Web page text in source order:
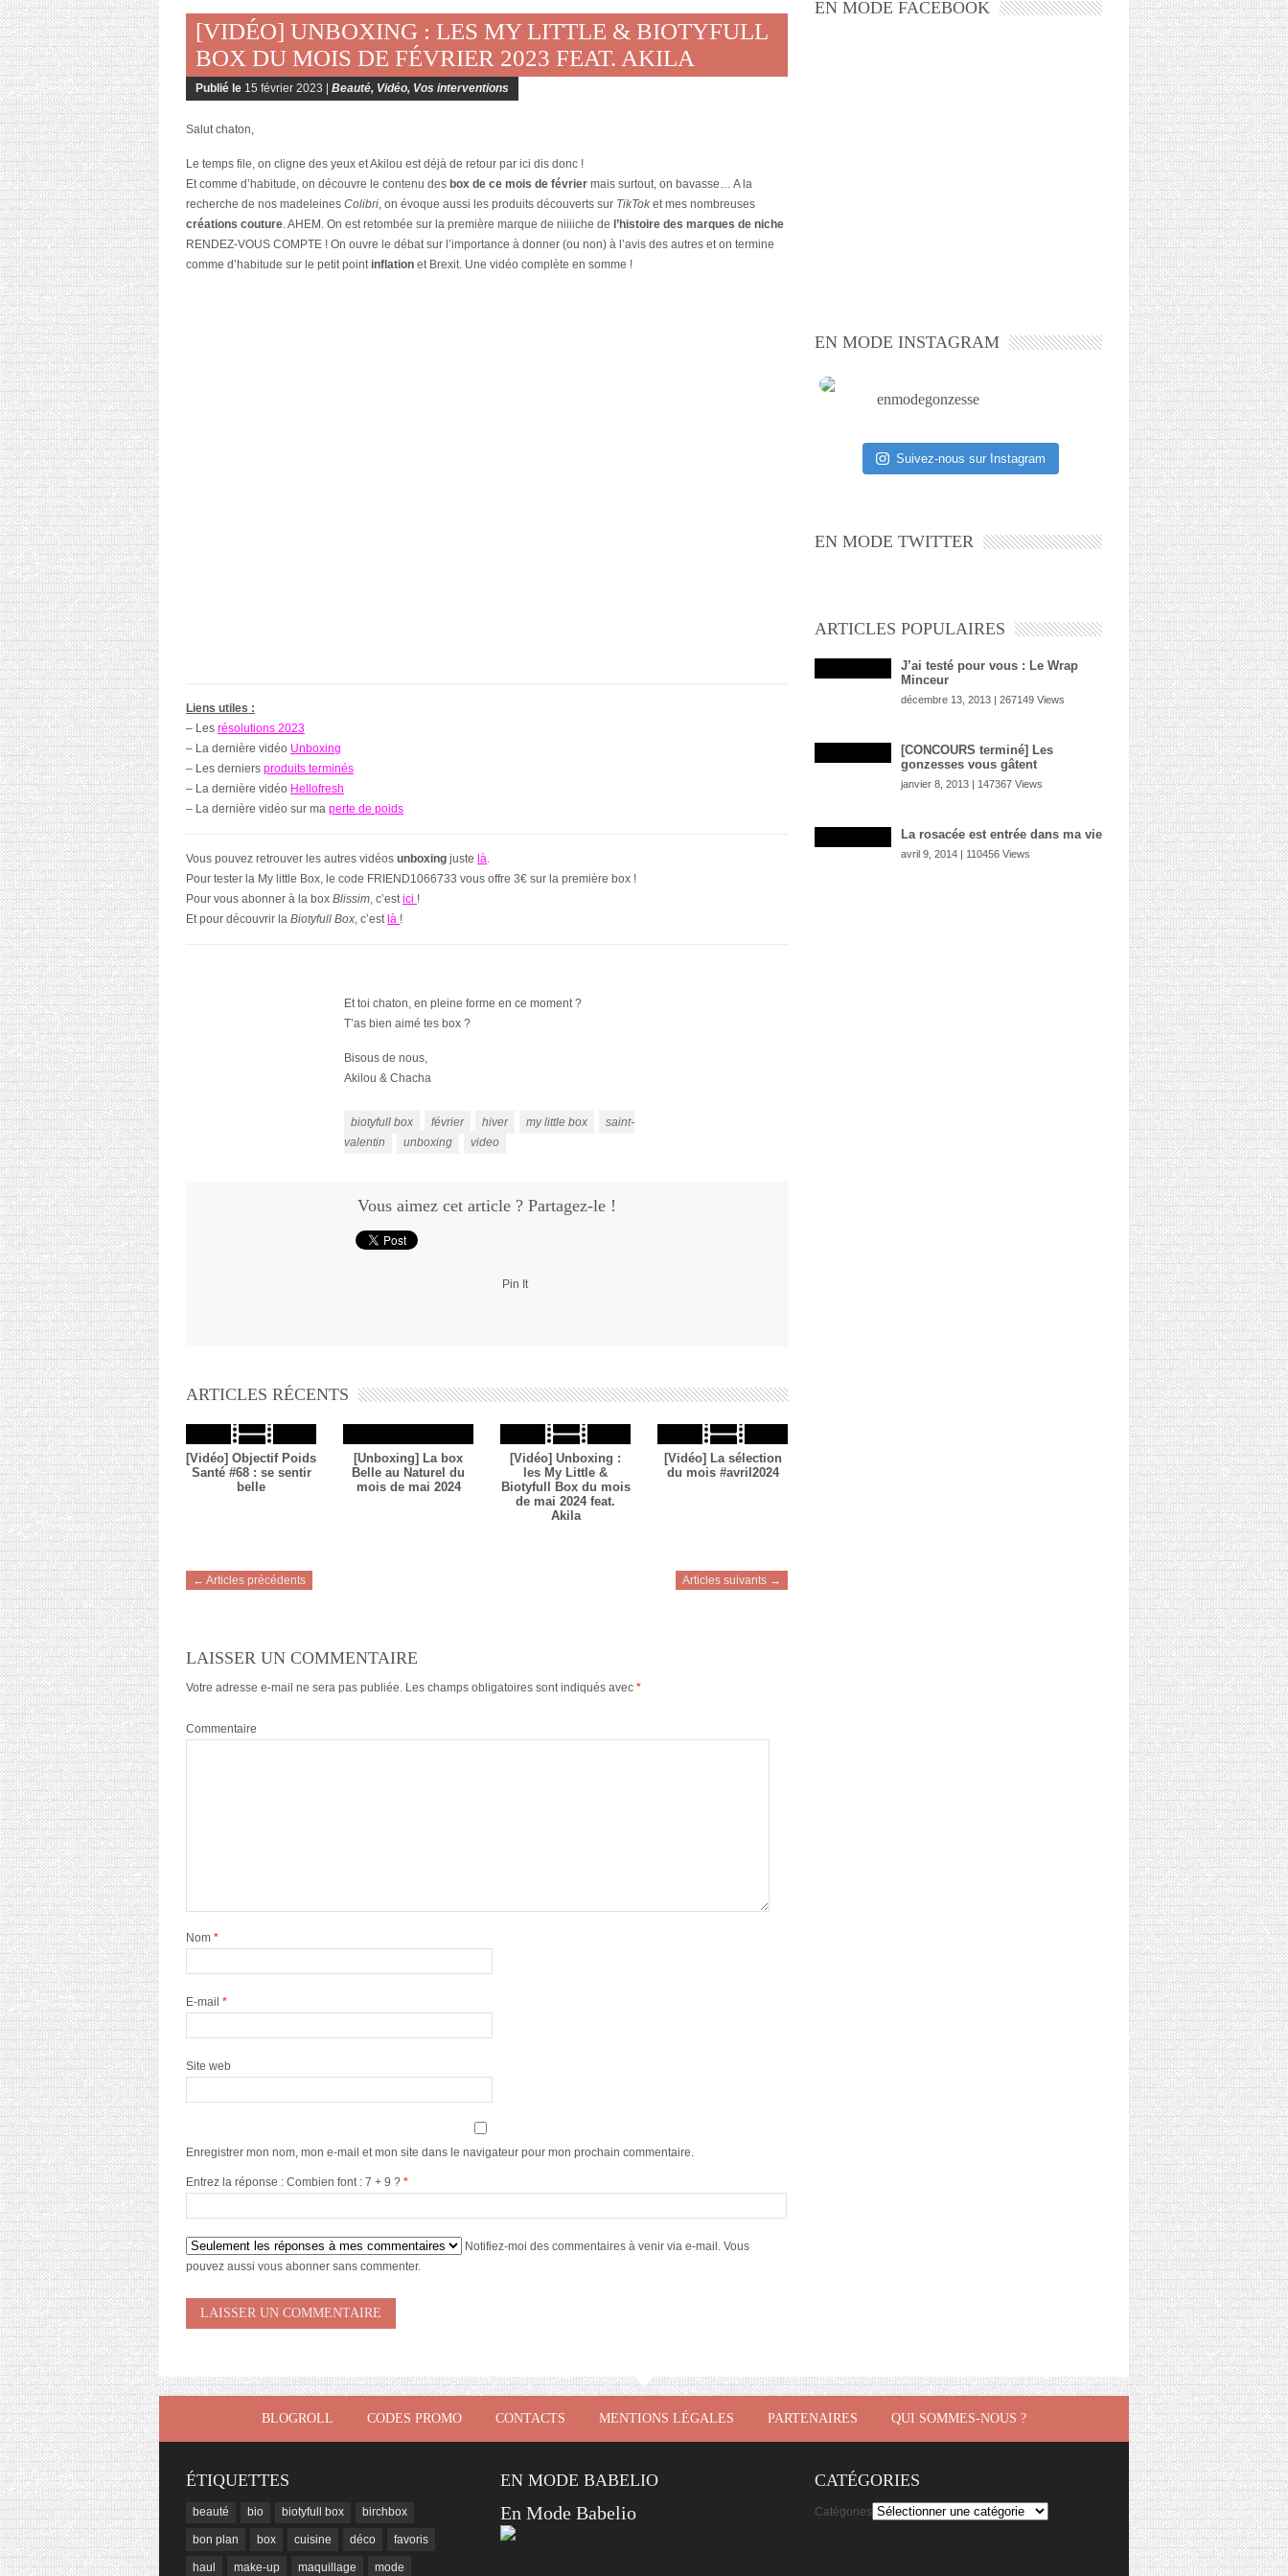
[VIDÉO] UNBOXING : LES MY LITTLE & BIOTYFULL
BOX DU MOIS DE FÉVRIER 2023 FEAT. AKILA
Publié le 15 février 2023 | Beauté, Vidéo, Vos interventions
Salut chaton,
Le temps file, on cligne des yeux et Akilou est déjà de retour par ici dis donc !
Et comme d’habitude, on découvre le contenu des box de ce mois de février mais surtout, on bavasse… A la
recherche de nos madeleines Colibri, on évoque aussi les produits découverts sur TikTok et mes nombreuses
créations couture. AHEM. On est retombée sur la première marque de niiiiche de l’histoire des marques de niche
RENDEZ-VOUS COMPTE ! On ouvre le débat sur l’importance à donner (ou non) à l’avis des autres et on termine
comme d’habitude sur le petit point inflation et Brexit. Une vidéo complète en somme !
Liens utiles :
– Les résolutions 2023
– La dernière vidéo Unboxing
– Les derniers produits terminés
– La dernière vidéo Hellofresh
– La dernière vidéo sur ma perte de poids
Vous pouvez retrouver les autres vidéos unboxing juste là.
Pour tester la My little Box, le code FRIEND1066733 vous offre 3€ sur la première box !
Pour vous abonner à la box Blissim, c’estici !
Et pour découvrir la Biotyfull Box, c’est là !
Et toi chaton, en pleine forme en ce moment ?
T’as bien aimé tes box ?
Bisous de nous,
Akilou & Chacha
biotyfull box février hiver my little box
saint-
valentin
unboxing video
Vous aimez cet article ? Partagez-le !
Pin It
ARTICLES RÉCENTS
[Vidéo] Objectif Poids
Santé #68 : se sentir
belle
[Unboxing] La box
Belle au Naturel du
mois de mai 2024
[Vidéo] Unboxing :
les My Little &
Biotyfull Box du mois
de mai 2024 feat.
Akila
[Vidéo] La sélection
du mois #avril2024
← Articles précédents Articles suivants →
LAISSER UN COMMENTAIRE
Votre adresse e-mail ne sera pas publiée. Les champs obligatoires sont indiqués avec *
Commentaire
Nom *
E-mail *
Site web
Enregistrer mon nom, mon e-mail et mon site dans le navigateur pour mon prochain commentaire.
Entrez la réponse : Combien font : 7 + 9 ? *
Notifiez-moi des commentaires à venir via e-mail. Vous
pouvez aussi vous abonner sans commenter.
EN MODE FACEBOOK
EN MODE INSTAGRAM
enmodegonzesse
Suivez-nous sur Instagram
EN MODE TWITTER
ARTICLES POPULAIRES
J’ai testé pour vous : Le Wrap
Minceur
décembre 13, 2013 | 267149 Views
[CONCOURS terminé] Les
gonzesses vous gâtent
janvier 8, 2013 | 147367 Views
La rosacée est entrée dans ma vie
avril 9, 2014 | 110456 Views
BLOGROLL CODES PROMO CONTACTS MENTIONS LÉGALES PARTENAIRES QUI SOMMES-NOUS ?
ÉTIQUETTES
beauté bio biotyfull box birchbox
bon plan box cuisine déco favoris
haul make-up maquillage mode
EN MODE BABELIO
En Mode Babelio
CATÉGORIES
Catégories